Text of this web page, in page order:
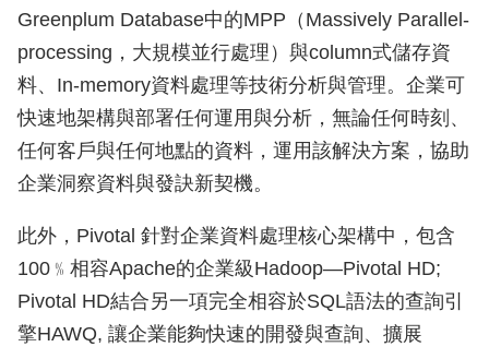
Greenplum Database中的MPP（Massively Parallel-
processing，大規模並行處理）與column式儲存資
料、In-memory資料處理等技術分析與管理。企業可
快速地架構與部署任何運用與分析，無論任何時刻、
任何客戶與任何地點的資料，運用該解決方案，協助
企業洞察資料與發訣新契機。
此外，Pivotal 針對企業資料處理核心架構中，包含
100﹪相容Apache的企業級Hadoop—Pivotal HD;
Pivotal HD結合另一項完全相容於SQL語法的查詢引
擎HAWQ, 讓企業能夠快速的開發與查詢、擴展